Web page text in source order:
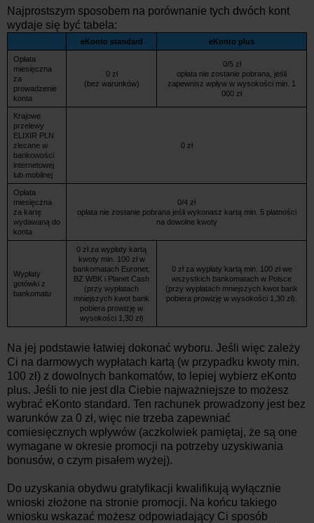
Najprostszym sposobem na porównanie tych dwóch kont
wydaje się być tabela:
eKonto standard eKonto plus
Opłata
miesięczna
za
prowadzenie
konta
0 zł
(bez warunków)
0/5 zł
opłata nie zostanie pobrana, jeśli
zapewnisz wpływ w wysokości min. 1
000 zł
Krajowe
przelewy
ELIXIR PLN
zlecane w
bankowości
internetowej
lub mobilnej
0 zł
Opłata
miesięczna
za kartę
wydawaną do
konta
0/4 zł
opłata nie zostanie pobrana jeśli wykonasz kartą min. 5 płatności
na dowolne kwoty
Wypłaty
gotówki z
bankomatu
0 zł za wypłaty kartą
kwoty min. 100 zł w
bankomatach Euronet,
BZ WBK i Planet Cash
(przy wypłatach
mniejszych kwot bank
pobiera prowizję w
wysokości 1,30 zł)
0 zł za wypłaty kartą min. 100 zł we
wszystkich bankomatach w Polsce
(przy wypłatach mniejszych kwot bank
pobiera prowizję w wysokości 1,30 zł).
Na jej podstawie łatwiej dokonać wyboru. Jeśli więc zależy
Ci na darmowych wypłatach kartą (w przypadku kwoty min.
100 zł) z dowolnych bankomatów, to lepiej wybierz eKonto
plus. Jeśli to nie jest dla Ciebie najważniejsze to możesz
wybrać eKonto standard. Ten rachunek prowadzony jest bez
warunków za 0 zł, więc nie trzeba zapewniać
comiesięcznych wpływów (aczkolwiek pamiętaj, że są one
wymagane w okresie promocji na potrzeby uzyskiwania
bonusów, o czym pisałem wyżej).
Do uzyskania obydwu gratyfikacji kwalifikują wyłącznie
wnioski złożone na stronie promocji. Na końcu takiego
wniosku wskazać możesz odpowiadający Ci sposób